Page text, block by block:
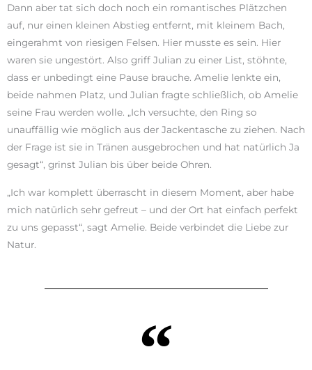
Dann aber tat sich doch noch ein romantisches Plätzchen
auf, nur einen kleinen Abstieg entfernt, mit kleinem Bach,
eingerahmt von riesigen Felsen. Hier musste es sein. Hier
waren sie ungestört. Also griff Julian zu einer List, stöhnte,
dass er unbedingt eine Pause brauche. Amelie lenkte ein,
beide nahmen Platz, und Julian fragte schließlich, ob Amelie
seine Frau werden wolle. „Ich versuchte, den Ring so
unauffällig wie möglich aus der Jackentasche zu ziehen. Nach
der Frage ist sie in Tränen ausgebrochen und hat natürlich Ja
gesagt“, grinst Julian bis über beide Ohren.
„Ich war komplett überrascht in diesem Moment, aber habe
mich natürlich sehr gefreut – und der Ort hat einfach perfekt
zu uns gepasst“, sagt Amelie. Beide verbindet die Liebe zur
Natur.